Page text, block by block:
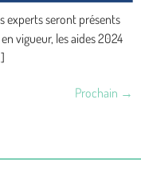
experts seront présents
vigueur, les aides 2024
Prochain →